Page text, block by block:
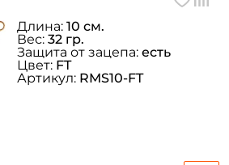
Длина: 10 см.
Вес: 32 гр.
Защита от зацепа: есть
Цвет: FT
Артикул: RMS10-FT